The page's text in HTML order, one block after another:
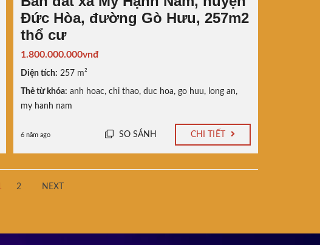
Đức Hòa, đường Gò Hưu, 257m2
thổ cư
1.800.000.000vnđ
Diện tích: 257 m²
Thẻ từ khóa: anh hoac, chi thao, duc hoa, go huu, long an,
my hanh nam
6 năm ago SO SÁNH CHI TIẾT
2 NEXT